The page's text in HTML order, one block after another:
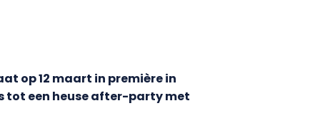
op 12 maart in première in
tot een heuse after-party met